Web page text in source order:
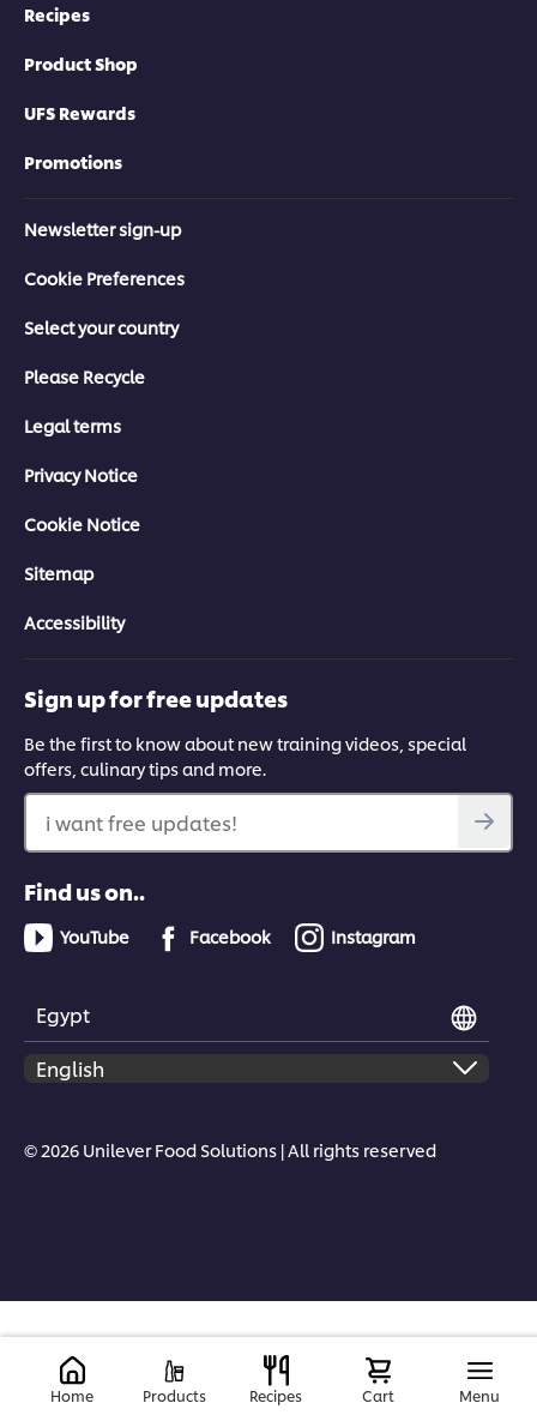
Recipes
Product Shop
UFS Rewards
Promotions
Newsletter sign-up
Cookie Preferences
Select your country
Please Recycle
Legal terms
Privacy Notice
Cookie Notice
Sitemap
Accessibility
Sign up for free updates
Be the first to know about new training videos, special
offers, culinary tips and more.
i want free updates!
Find us on..
YouTube Facebook Instagram
Egypt
© 2026 Unilever Food Solutions | All rights reserved
Home Products Recipes Cart Menu